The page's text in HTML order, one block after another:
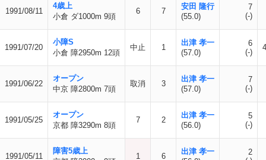
1991/08/11
4歳上
小倉 ダ1000m 9頭
6 7
安田 隆行
(55.0)
7
(-)
1991/07/20
小障S
小倉 障2950m 12頭
中止 1
出津 孝一
(57.0)
6
(-)
1991/06/22
オープン
中京 障2800m 7頭
取消 3
出津 孝一
(57.0)
7
(-)
1991/05/25
オープン
京都 障3290m 8頭
7 2
出津 孝一
(56.0)
5
(-)
1991/05/11
障害5歳上
1 6
出津 孝一
2